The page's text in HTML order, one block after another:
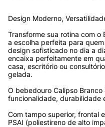
Design Moderno,
Transforme sua rotina com o
a escolha perfeita para
design sofisticado no dia a
encaixa perfeitamente em
casa, escritório ou
gelada.
O bebedouro Calipso
funcionalidade, durabilidade
Com tampo superior, frontal
PSAI (poliestireno de alto